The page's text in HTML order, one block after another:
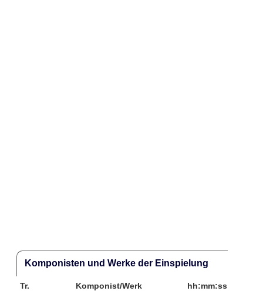
Komponisten und Werke der Einspielung
Tr. Komponist/Werk
hh:mm:ss